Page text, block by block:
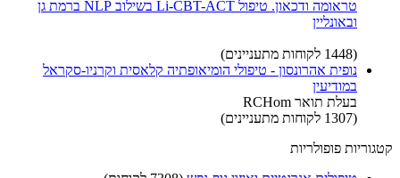
טראומה ודכאון. טיפול Li-CBT-ACT בשילוב NLP ברמת גן
ובאונליין
(1448 לקוחות מתעניינים)
נופית אהרונסון - טיפולי הומיאופתיה קלאסית וקרניו-סקראל
במודיעין
בעלת תואר RCHom
(1307 לקוחות מתעניינים)
קטגוריות פופולריות